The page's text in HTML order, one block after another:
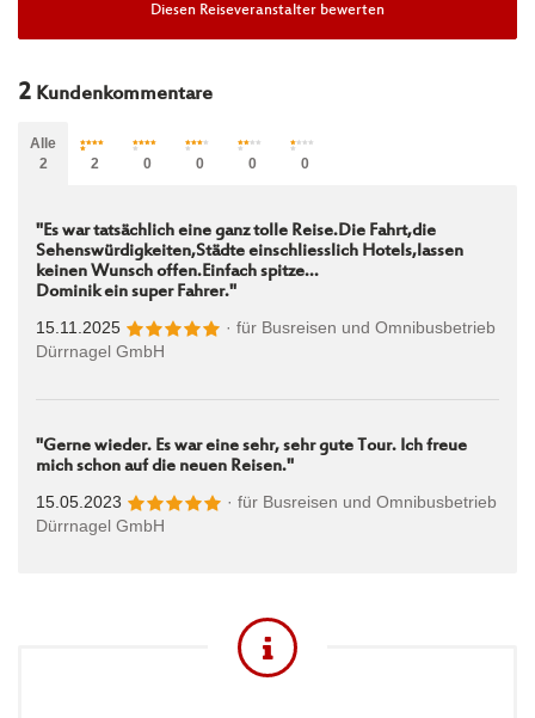
Diesen Reiseveranstalter bewerten
2 Kundenkommentare
Alle
2
2 0 0 0 0
"Es war tatsächlich eine ganz tolle Reise.Die Fahrt,die
Sehenswürdigkeiten,Städte einschliesslich Hotels,lassen
keinen Wunsch offen.Einfach spitze...
Dominik ein super Fahrer."
15.11.2025 · für Busreisen und Omnibusbetrieb
Dürrnagel GmbH
"Gerne wieder. Es war eine sehr, sehr gute Tour. Ich freue
mich schon auf die neuen Reisen."
15.05.2023 · für Busreisen und Omnibusbetrieb
Dürrnagel GmbH